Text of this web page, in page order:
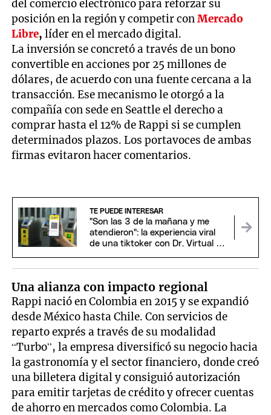
del comercio electrónico para reforzar su
posición en la región y competir conMercado
Libre, líder en el mercado digital.
La inversión se concretó a través de un bono
convertible en acciones por 25 millones de
dólares, de acuerdo con una fuente cercana a la
transacción. Ese mecanismo le otorgó a la
compañía con sede en Seattle el derecho a
comprar hasta el 12% de Rappi si se cumplen
determinados plazos. Los portavoces de ambas
firmas evitaron hacer comentarios.
TE PUEDE INTERESAR
"Son las 3 de la mañana y me
atendieron": la experiencia viral
de una tiktoker con Dr. Virtual de
Una alianza con impacto regional
Rappi nació en Colombia en 2015 y se expandió
desde México hasta Chile. Con servicios de
reparto exprés a través de su modalidad
“Turbo”, la empresa diversificó su negocio hacia
la gastronomía y el sector financiero, donde creó
una billetera digital y consiguió autorización
para emitir tarjetas de crédito y ofrecer cuentas
de ahorro en mercados como Colombia. La